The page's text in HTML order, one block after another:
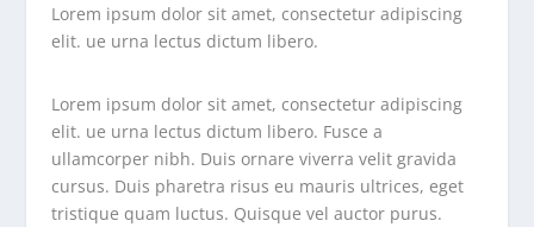
Lorem ipsum dolor sit amet, consectetur adipiscing
elit. ue urna lectus dictum libero.
Lorem ipsum dolor sit amet, consectetur adipiscing
elit. ue urna lectus dictum libero. Fusce a
ullamcorper nibh. Duis ornare viverra velit gravida
cursus. Duis pharetra risus eu mauris ultrices, eget
tristique quam luctus. Quisque vel auctor purus.